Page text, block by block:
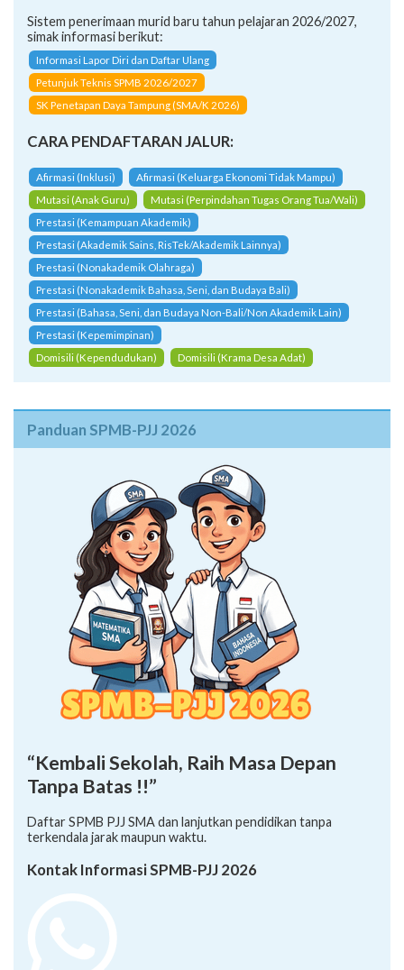
Sistem penerimaan murid baru tahun pelajaran 2026/2027,
simak informasi berikut:
Informasi Lapor Diri dan Daftar Ulang
Petunjuk Teknis SPMB 2026/2027
SK Penetapan Daya Tampung (SMA/K 2026)
CARA PENDAFTARAN JALUR:
Afirmasi (Inklusi)
Afirmasi (Keluarga Ekonomi Tidak Mampu)
Mutasi (Anak Guru)
Mutasi (Perpindahan Tugas Orang Tua/Wali)
Prestasi (Kemampuan Akademik)
Prestasi (Akademik Sains, RisTek/Akademik Lainnya)
Prestasi (Nonakademik Olahraga)
Prestasi (Nonakademik Bahasa, Seni, dan Budaya Bali)
Prestasi (Bahasa, Seni, dan Budaya Non-Bali/Non Akademik Lain)
Prestasi (Kepemimpinan)
Domisili (Kependudukan)
Domisili (Krama Desa Adat)
Panduan SPMB-PJJ 2026
“Kembali Sekolah, Raih Masa Depan
Tanpa Batas !!”
Daftar SPMB PJJ SMA dan lanjutkan pendidikan tanpa
terkendala jarak maupun waktu.
Kontak Informasi SPMB-PJJ 2026